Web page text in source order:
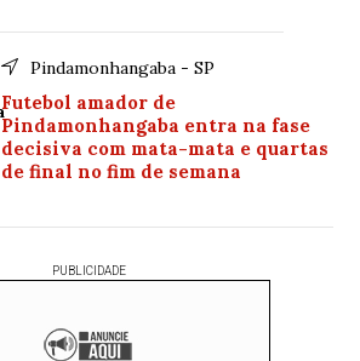
Pindamonhangaba - SP
Futebol amador de
Pindamonhangaba entra na fase
decisiva com mata-mata e quartas
de final no fim de semana
PUBLICIDADE